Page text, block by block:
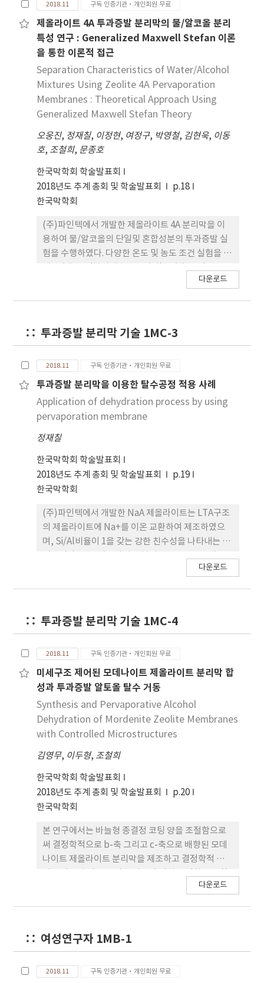
temperature, feed concentration etc. And
the commercial scale module was prepared
and tested for the long-term period, and
finally the stabilized and consistent results
obtained.
2018.11 구독 인증기관·개인회원 무료
제올라이트 4A 투과증발 분리막의 물/알코올 분리
특성 연구 : Generalized Maxwell Stefan 이론
을 통한 이론적 접근
Separation Characteristics of Water/Alcohol
Mixtures Using Zeolite 4A Pervaporation
Membranes : Theoretical Approach Using
Generalized Maxwell Stefan Theory
오웅진, 정재칠, 이정현, 여정구, 박영철, 김현욱, 이동
호, 조철희, 문종호
한국막학회 학술발표회
2018년도 추계 총회 및 학술발표회
p.18
한국막학회
(주)파인텍에서 개발한 제올라이트 4A 분리막을 이
용하여 물/알코올의 단일및 혼합성분의 투과증발 실
험을 수행하였다. 다양한 온도 및 농도 조건 실험을 통
이상), 물/이소프로필알코올(1,500 이상), 물/부탄
및 혼합물의 투과증발 거동을 모사하였으며, GA
quadratic programming)를 이용한 상수추정을
통하여 제올라이트 활성층의 흡착 및 확산 상수를 구
하였다.
다운로드
투과증발 분리막 기술 1MC-3
2018.11 구독 인증기관·개인회원 무료
투과증발 분리막을 이용한 탈수공정 적용 사례
Application of dehydration process by using
pervaporation membrane
정재칠
한국막학회 학술발표회
2018년도 추계 총회 및 학술발표회
p.19
한국막학회
(주)파인텍에서 개발한 NaA 제올라이트는 LTA구조
의 제올라이트에 Na+를 이온 교환하여 제조하였으
며, Si/Al비율이 1을 갖는 강한 친수성을 나타내는 분
두께를 나타내었으며, Single tube의 막면적은 0.02
였다. 다양한 Feed 종류에 따라 동일한 분리막을 이
이 논문은 2017년도 한국연구재단 국제협력사업의
지원을 받아 연구되었음(NRF-
2016K1A3A1A48954033).
다운로드
투과증발 분리막 기술 1MC-4
2018.11 구독 인증기관·개인회원 무료
미세구조 제어된 모데나이트 제올라이트 분리막 합
성과 투과증발 알토올 탈수 거동
Synthesis and Pervaporative Alcohol
Dehydration of Mordenite Zeolite Membranes
with Controlled Microstructures
김영무, 이두형, 조철희
한국막학회 학술발표회
2018년도 추계 총회 및 학술발표회
p.20
한국막학회
본 연구에서는 바늘형 종결정 코팅 양을 조절함으로
써 결정학적으로 b-축 그리고 c-축으로 배향된 모데
나이트 제올라이트 분리막을 제조하고 결정학적 배향
하였다. c-축 방향으로 길게 자란 종결정 코팅 양이 증
이상의 선택도와 0.2 kg/m2h의 총 유속을 나타냈다.
적으로 높은 투과도를 보이는 것은 물의 운동역학적
다운로드
여성연구자 1MB-1
2018.11 구독 인증기관·개인회원 무료